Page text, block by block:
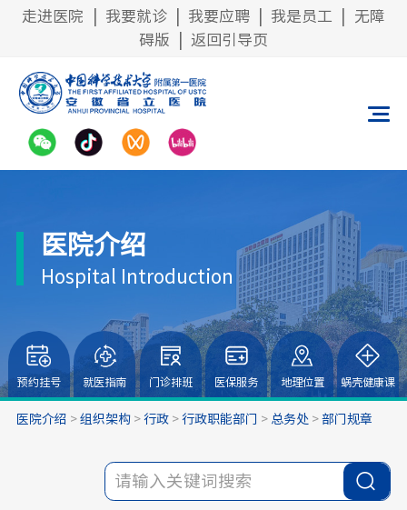
走进医院 我要就诊 我要应聘 我是员工
无障
碍版
返回引导页
医院介绍
Hospital Introduction
预约挂号 就医指南 门诊排班 医保服务 地理位置 蜗壳健康课
医院介绍 > 组织架构> 行政> 行政职能部门 > 总务处 > 部门规章